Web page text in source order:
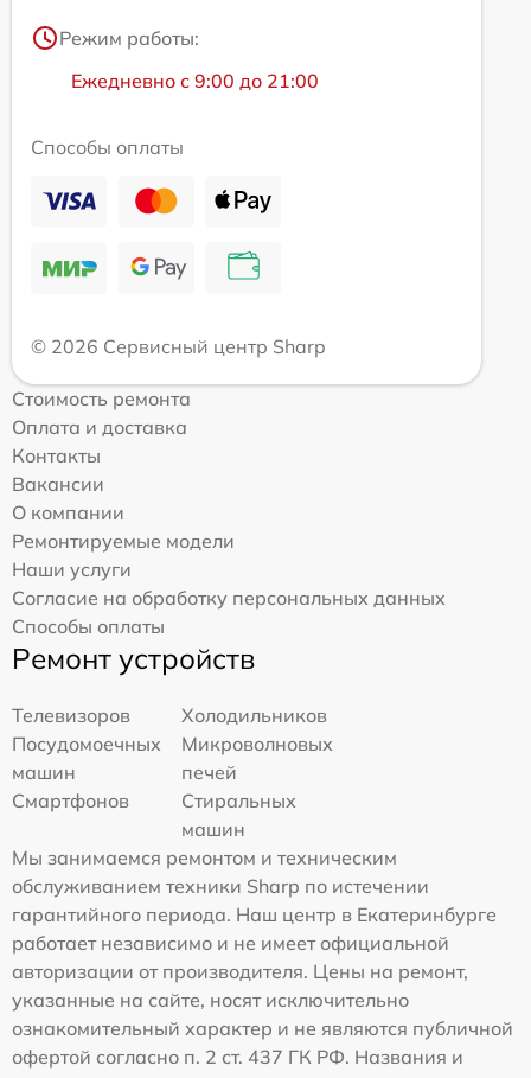
Режим работы:
Ежедневно с 9:00 до 21:00
Способы оплаты
© 2026 Сервисный центр Sharp
Стоимость ремонта
Оплата и доставка
Контакты
Вакансии
О компании
Ремонтируемые модели
Наши услуги
Согласие на обработку персональных данных
Способы оплаты
Ремонт устройств
Телевизоров
Холодильников
Посудомоечных
машин
Микроволновых
печей
Смартфонов
Стиральных
машин
Мы занимаемся ремонтом и техническим
обслуживанием техники Sharp по истечении
гарантийного периода. Наш центр в Екатеринбурге
работает независимо и не имеет официальной
авторизации от производителя. Цены на ремонт,
указанные на сайте, носят исключительно
ознакомительный характер и не являются публичной
офертой согласно п. 2 ст. 437 ГК РФ. Названия и